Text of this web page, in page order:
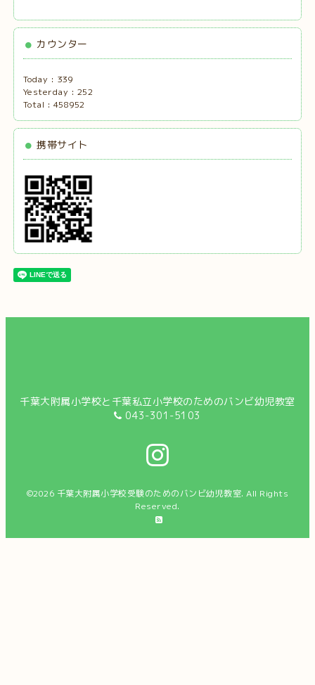
カウンター
Today : 339
Yesterday : 252
Total : 458952
携帯サイト
千葉大附属小学校と千葉私立小学校のためのバンビ幼児教室
043-301-5103
©2026 千葉大附属小学校受験のためのバンビ幼児教室. All Rights
Reserved.